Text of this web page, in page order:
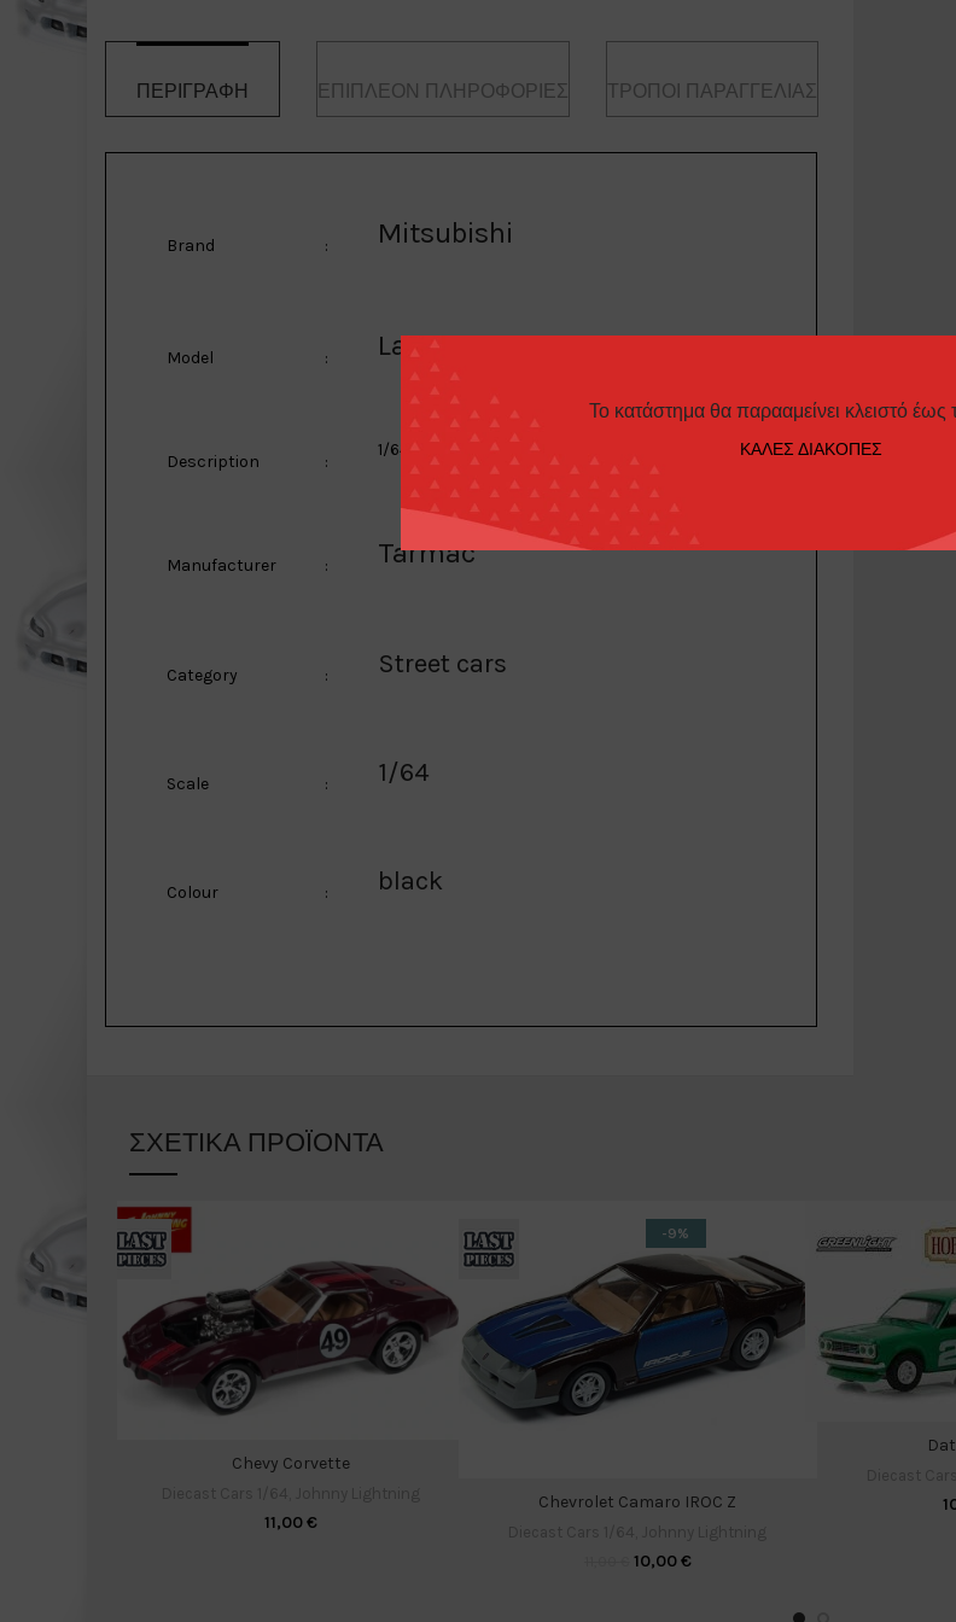
Το κατάστημα θα παρααμείνει κλειστό έως
ΚΑΛΕΣ ΔΙΑΚΟΠΕΣ
ΠΕΡΙΓΡΑΦΉ ΕΠΙΠΛΈΟΝ ΠΛΗΡΟΦΟΡΊΕΣ ΤΡΌΠΟΙ ΠΑΡΑΓΓΕΛΊΑΣ
Brand : Mitsubishi
Model : Lancer GSR
Description :
1/64 Mitsubishi Lancer GSR Evolution III, black
Manufacturer : Tarmac
Category : Street cars
Scale : 1/64
Colour : black
ΣΧΕΤΙΚΆ ΠΡΟΪΌΝΤΑ
Chevy Corvette
11,00€
-9%
Chevrolet Camaro IROC Z
10,00€